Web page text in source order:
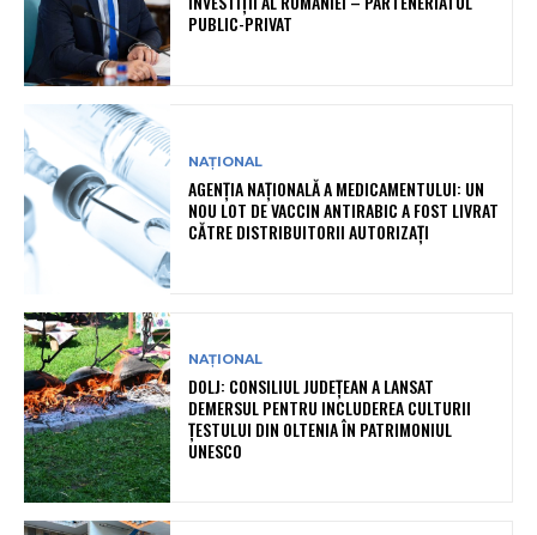
PUBLIC-PRIVAT
NAȚIONAL
AGENȚIA NAȚIONALĂ A MEDICAMENTULUI: UN
NOU LOT DE VACCIN ANTIRABIC A FOST LIVRAT
CĂTRE DISTRIBUITORII AUTORIZAȚI
NAȚIONAL
DOLJ: CONSILIUL JUDEȚEAN A LANSAT
DEMERSUL PENTRU INCLUDEREA CULTURII
ȚESTULUI DIN OLTENIA ÎN PATRIMONIUL
UNESCO